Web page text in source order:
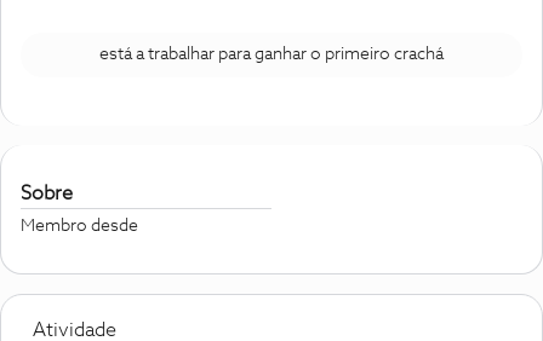
está a trabalhar para ganhar o primeiro crachá
Sobre
Membro desde
Atividade